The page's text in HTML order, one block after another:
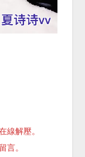
線解壓。
留言。